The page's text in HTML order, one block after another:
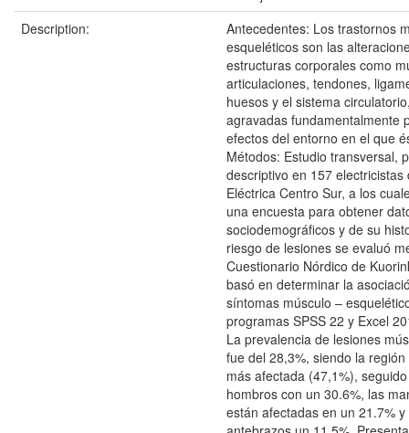
Description:
Antecedentes: Los trastornos
esqueléticos son las
estructuras corporales como
articulaciones, tendones,
huesos y el sistema
agravadas fundamentalmente
efectos del entorno en el que
Métodos: Estudio transversal,
descriptivo en 157 electricistas
Eléctrica Centro Sur, a los
una encuesta para obtener
sociodemográficos y de su
riesgo de lesiones se evaluó
Cuestionario Nórdico de
basó en determinar la
síntomas músculo –
programas SPSS 22 y Excel
La prevalencia de lesiones
fue del 28,3%, siendo la
más afectada (47,1%),
hombros con un 30.6%, las
están afectadas en un 21.7%